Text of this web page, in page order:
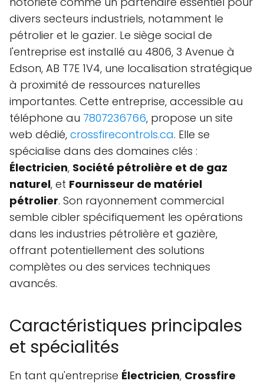
divers secteurs industriels, notamment le
pétrolier et le gazier. Le siège social de
l'entreprise est installé au 4806, 3 Avenue à
Edson, AB T7E 1V4, une localisation stratégique
à proximité de ressources naturelles
importantes. Cette entreprise, accessible au
téléphone au 7807236766, propose un site
web dédié, crossfirecontrols.ca. Elle se
spécialise dans des domaines clés :
Électricien, Société pétrolière et de gaz
naturel, et Fournisseur de matériel
pétrolier. Son rayonnement commercial
semble cibler spécifiquement les opérations
dans les industries pétrolière et gazière,
offrant potentiellement des solutions
complètes ou des services techniques
avancés.
Caractéristiques principales
et spécialités
En tant qu'entreprise Électricien, Crossfire